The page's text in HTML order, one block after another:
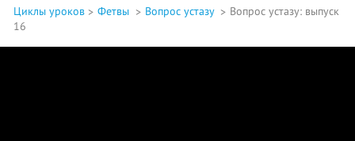
Циклы уроков Фетвы Вопрос устазу
Вопрос устазу: выпуск
16